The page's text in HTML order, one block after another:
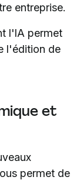
entreprise.
l'IA permet
l'édition de
et
permet de